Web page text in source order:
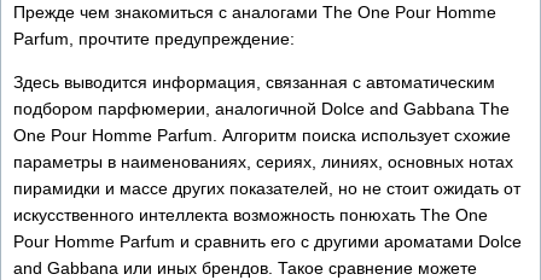
Прежде чем знакомиться с аналогами The One Pour Homme
Parfum, прочтите предупреждение:
Здесь выводится информация, связанная с автоматическим
подбором парфюмерии, аналогичной Dolce and Gabbana The
One Pour Homme Parfum. Алгоритм поиска использует схожие
параметры в наименованиях, сериях, линиях, основных нотах
пирамидки и массе других показателей, но не стоит ожидать от
искусственного интеллекта возможность понюхать The One
Pour Homme Parfum и сравнить его с другими ароматами Dolce
and Gabbana или иных брендов. Такое сравнение можете